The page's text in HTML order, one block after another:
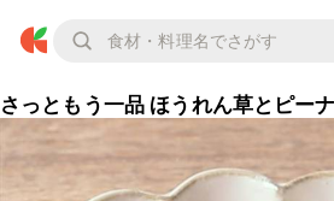
さっともう一品 ほうれん草とピー